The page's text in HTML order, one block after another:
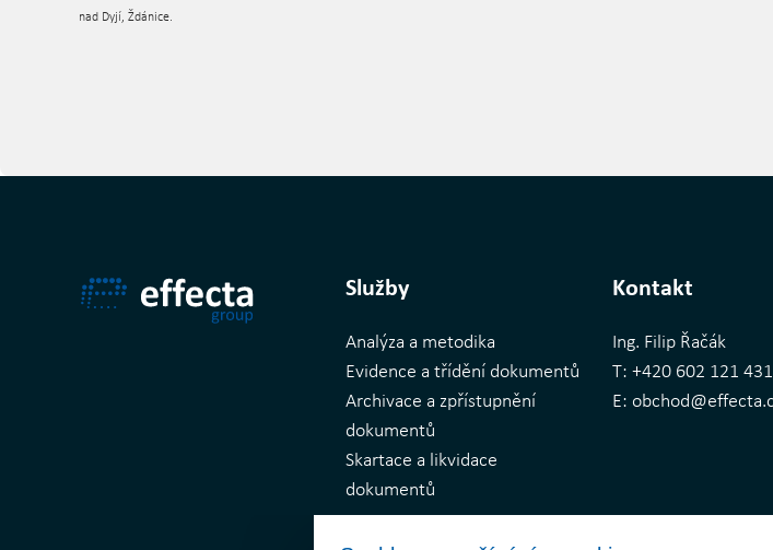
nad Dyjí, Ždánice.
Služby
Analýza a metodika
Evidence a třídění dokumentů
Archivace a zpřístupnění
dokumentů
Skartace a likvidace
dokumentů
Kontakt
Ing. Filip Řačák
T: +420 602 121 431
E: